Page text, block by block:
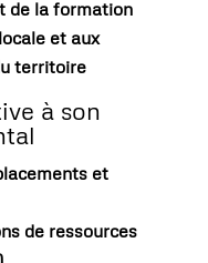
de la formation
et aux
territoire
à son
et
de ressources